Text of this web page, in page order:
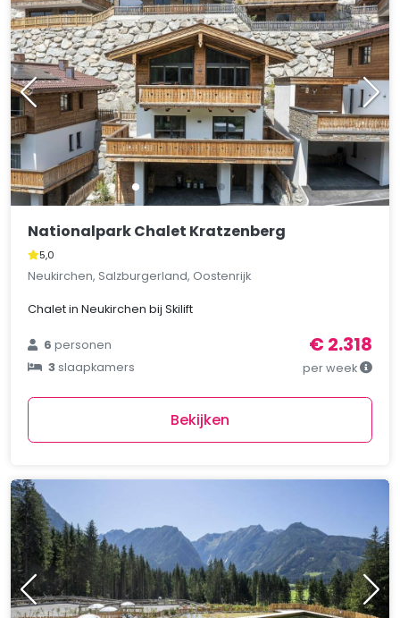
Nationalpark Chalet Kratzenberg
5,0
Neukirchen, Salzburgerland, Oostenrijk
Chalet in Neukirchen bij Skilift
6personen
3slaapkamers
€ 2.318
per week
Bekijken